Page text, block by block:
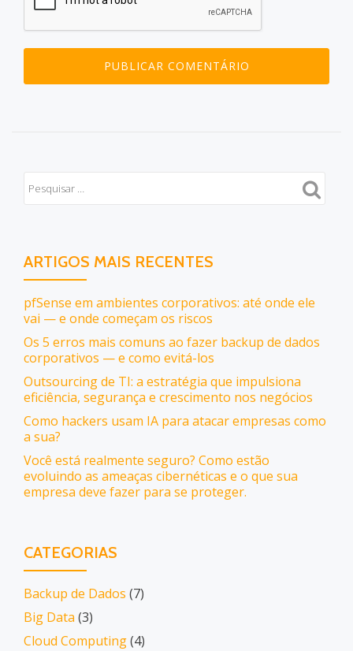
ARTIGOS MAIS RECENTES
pfSense em ambientes corporativos: até onde ele
vai — e onde começam os riscos
Os 5 erros mais comuns ao fazer backup de dados
corporativos — e como evitá-los
Outsourcing de TI: a estratégia que impulsiona
eficiência, segurança e crescimento nos negócios
Como hackers usam IA para atacar empresas como
a sua?
Você está realmente seguro? Como estão
evoluindo as ameaças cibernéticas e o que sua
empresa deve fazer para se proteger.
CATEGORIAS
Backup de Dados (7)
Big Data (3)
Cloud Computing(4)